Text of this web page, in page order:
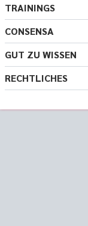
TRAININGS
CONSENSA
GUT ZU WISSEN
RECHTLICHES